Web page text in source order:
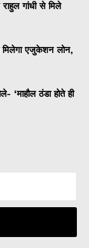
गांधी से मिले
एजुकेशन लोन,
‘माहौल ठंडा होते ही